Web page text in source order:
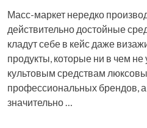
Масс-маркет нередко
действительно достойные
кладут себе в кейс даже
продукты, которые ни в чем не
культовым средствам
профессиональных брендов, а
значительно …